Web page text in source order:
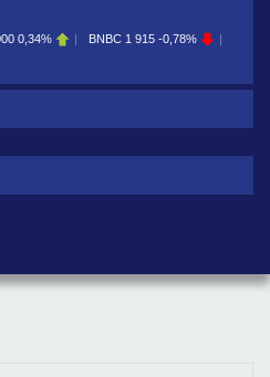
0,34% BNBC 1 915 -0,78%